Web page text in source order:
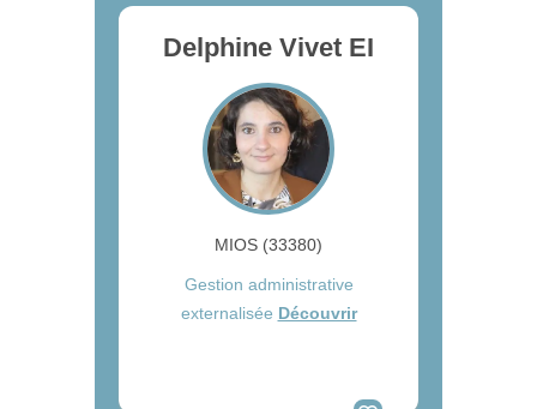
Delphine Vivet EI
MIOS (33380)
Gestion administrative
externalisée Découvrir